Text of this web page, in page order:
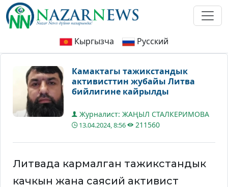
Кыргызча Русский
Камактагы тажикстандык
активисттин жубайы Литва
бийлигине кайрылды
Журналист: ЖАҢЫЛ СТАЛКЕРИМОВА
13.04.2024, 8:56 211560
Литвада кармалган тажикстандык
качкын жана саясий активист